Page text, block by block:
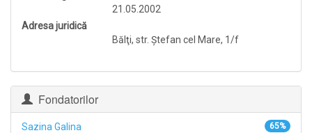
21.05.2002
Adresa juridică
Bălţi, str. Ştefan cel Mare, 1/f
Fondatorilor
Sazina Galina 65%